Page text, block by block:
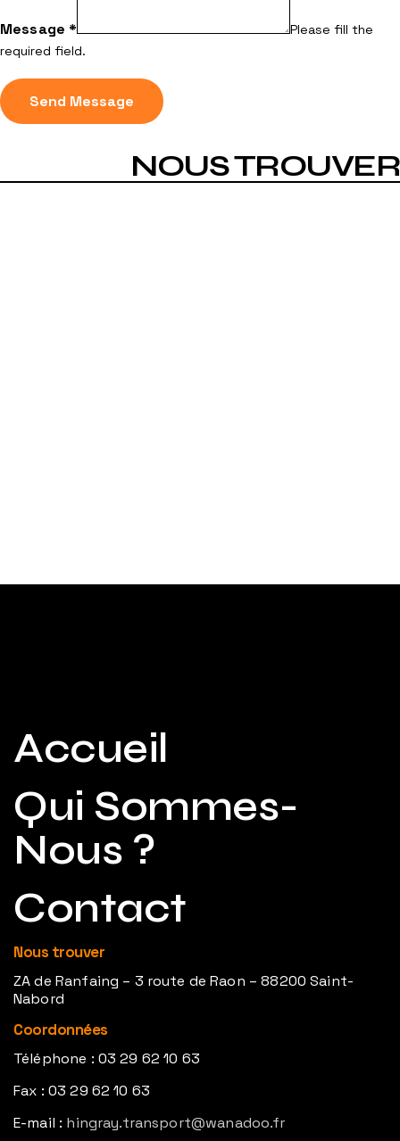
Message *
Please fill the
required field.
Send Message
NOUS TROUVER
Accueil
Qui Sommes-
Nous ?
Contact
Nous trouver
ZA de Ranfaing – 3 route de Raon – 88200 Saint-
Nabord
Coordonnées
Téléphone : 03 29 62 10 63
Fax : 03 29 62 10 63
E-mail : hingray.transport@wanadoo.fr